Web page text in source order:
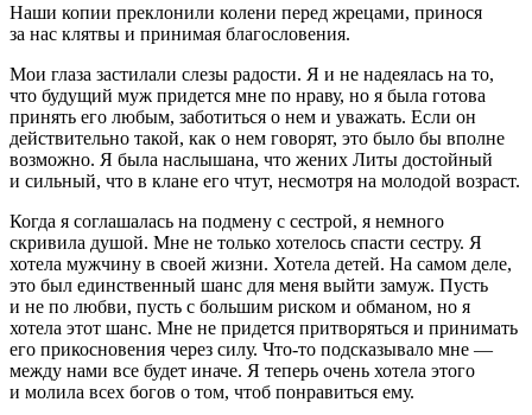
Наши копии преклонили колени перед жрецами, принося
за нас клятвы и принимая благословения.
Мои глаза застилали слезы радости. Я и не надеялась на то,
что будущий муж придется мне по нраву, но я была готова
принять его любым, заботиться о нем и уважать. Если он
действительно такой, как о нем говорят, это было бы вполне
возможно. Я была наслышана, что жених Литы достойный
и сильный, что в клане его чтут, несмотря на молодой возраст.
Когда я соглашалась на подмену с сестрой, я немного
скривила душой. Мне не только хотелось спасти сестру. Я
хотела мужчину в своей жизни. Хотела детей. На самом деле,
это был единственный шанс для меня выйти замуж. Пусть
и не по любви, пусть с большим риском и обманом, но я
хотела этот шанс. Мне не придется притворяться и принимать
его прикосновения через силу. Что-то подсказывало мне —
между нами все будет иначе. Я теперь очень хотела этого
и молила всех богов о том, чтоб понравиться ему.